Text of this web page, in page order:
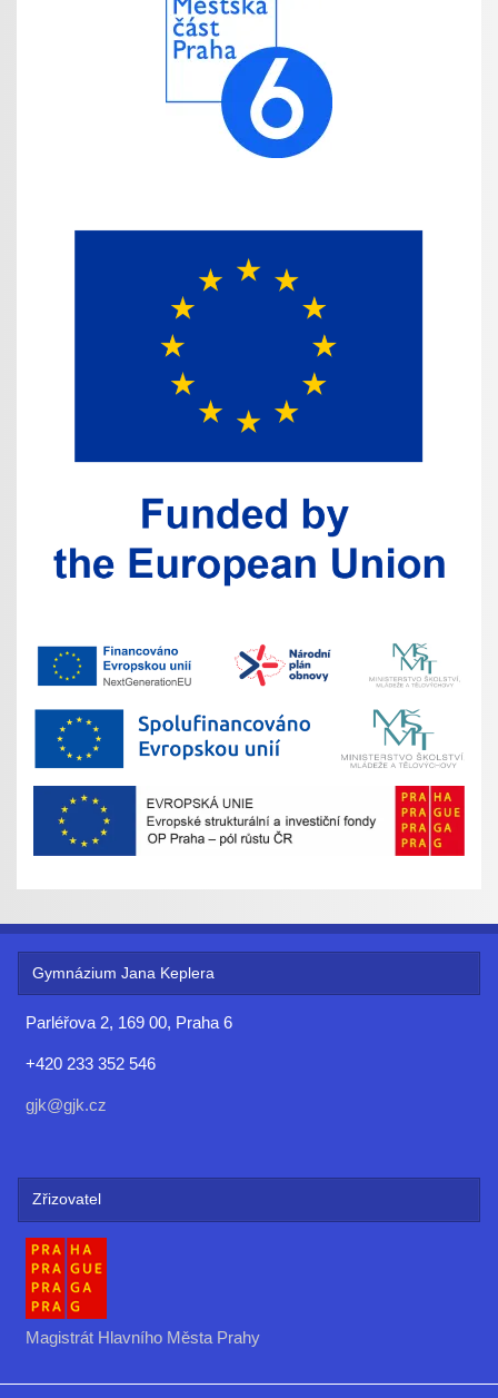
Gymnázium Jana Keplera
Parléřova 2, 169 00, Praha 6
+420 233 352 546
gjk@gjk.cz
Zřizovatel
Magistrát Hlavního Města Prahy